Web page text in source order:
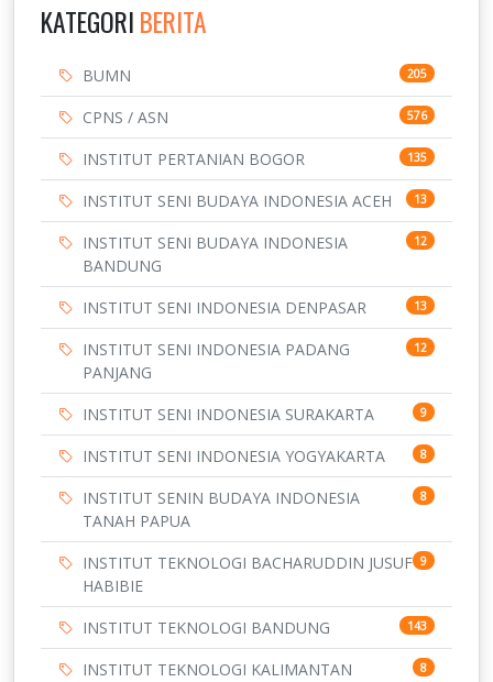
KATEGORI BERITA
BUMN 205
CPNS / ASN 576
INSTITUT PERTANIAN BOGOR 135
INSTITUT SENI BUDAYA INDONESIA ACEH 13
INSTITUT SENI BUDAYA INDONESIA
BANDUNG
12
INSTITUT SENI INDONESIA DENPASAR 13
INSTITUT SENI INDONESIA PADANG
PANJANG
12
INSTITUT SENI INDONESIA SURAKARTA 9
INSTITUT SENI INDONESIA YOGYAKARTA 8
INSTITUT SENIN BUDAYA INDONESIA
TANAH PAPUA
8
INSTITUT TEKNOLOGI BACHARUDDIN JUSUF
HABIBIE
9
INSTITUT TEKNOLOGI BANDUNG 143
INSTITUT TEKNOLOGI KALIMANTAN 8